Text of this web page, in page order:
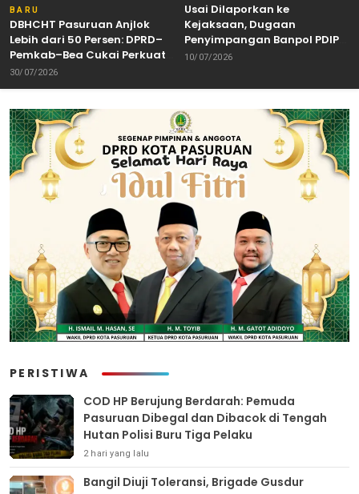
BARU
DBHCHT Pasuruan Anjlok
Lebih dari 50 Persen: DPRD–
Pemkab–Bea Cukai Perkuat
Perang Melawan Peredaran
Rokok Ilegal
30/07/2026
Usai Dilaporkan ke
Kejaksaan, Dugaan
Penyimpangan Banpol PDIP
Pasuruan Dinyatakan
Cabut Laporan”
10/07/2026
PERISTIWA
COD HP Berujung Berdarah: Pemuda
Pasuruan Dibegal dan Dibacok di Tengah
Hutan Polisi Buru Tiga Pelaku
2 hari yang lalu
Bangil Diuji Toleransi, Brigade Gusdur